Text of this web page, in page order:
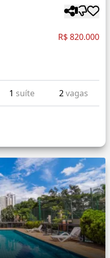
R$ 820.000
1 suíte 2vagas